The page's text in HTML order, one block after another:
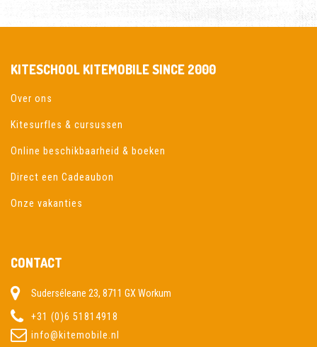
KITESCHOOL KITEMOBILE SINCE 2000
Over ons
Kitesurfles & cursussen
Online beschikbaarheid & boeken
Direct een Cadeaubon
Onze vakanties
CONTACT
Suderséleane 23, 8711 GX Workum
+31 (0)6 51814918
info@kitemobile.nl